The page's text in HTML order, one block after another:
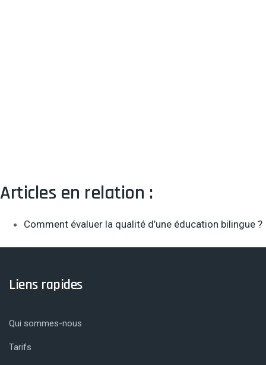
Articles en relation :
Comment évaluer la qualité d’une éducation bilingue ?
Liens rapides
Qui sommes-nous
Tarifs